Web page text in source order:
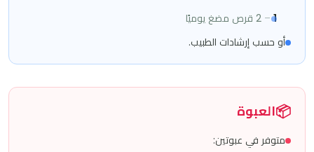
1
– 2 قرص مضغ يوميًا
أو حسب إرشادات الطبيب.
📦العبوة
متوفر في عبوتين: